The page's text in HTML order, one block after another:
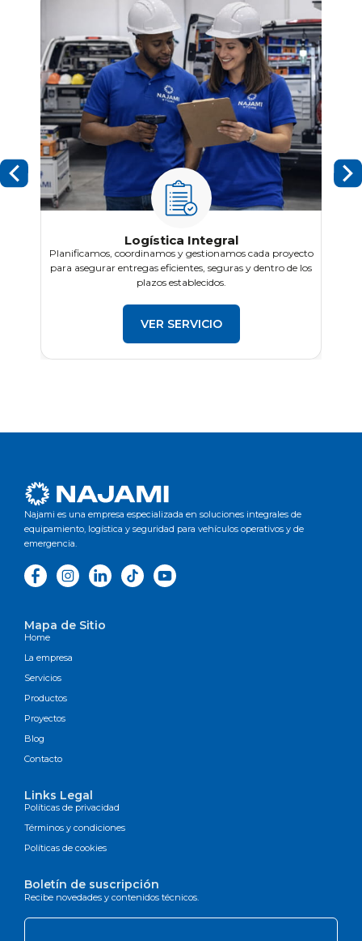
Logística Integral
Planificamos, coordinamos y gestionamos cada proyecto
para asegurar entregas eficientes, seguras y dentro de los
plazos establecidos.
VER SERVICIO
Najami es una empresa especializada en soluciones integrales de
equipamiento, logística y seguridad para vehículos operativos y de
emergencia.
Mapa de Sitio
Home
La empresa
Servicios
Productos
Proyectos
Blog
Contacto
Links Legal
Políticas de privacidad
Términos y condiciones
Políticas de cookies
Boletín de suscripción
Recibe novedades y contenidos técnicos.